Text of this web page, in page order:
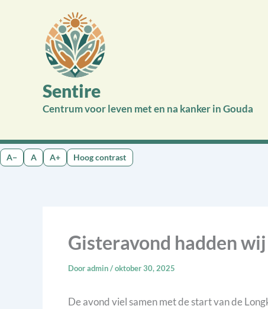
Sentire
Centrum voor leven met en na kanker in Gouda
A− A A+ Hoog contrast
Gisteravond hadden
Dooradmin/oktober 30, 2025
De avond viel samen met de start van de